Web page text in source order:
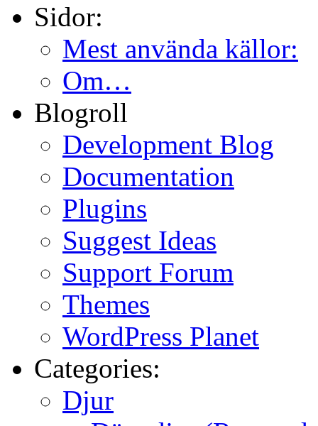
Sidor:
Mest använda källor:
Om…
Blogroll
Development Blog
Documentation
Plugins
Suggest Ideas
Support Forum
Themes
WordPress Planet
Categories:
Djur